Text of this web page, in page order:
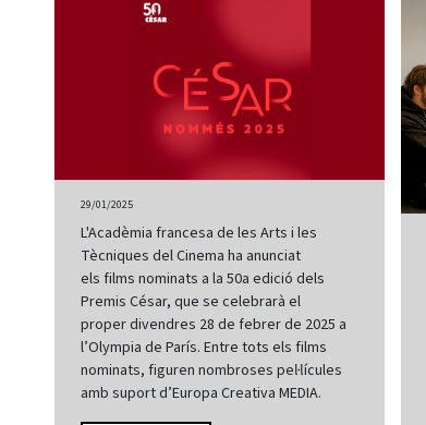
29/01/2025
L'Acadèmia francesa de les Arts i les
Tècniques del Cinema ha anunciat
els films nominats a la 50a edició dels
Premis César, que se celebrarà el
proper divendres 28 de febrer de 2025 a
l’Olympia de París. Entre tots els films
nominats, figuren nombroses pel·lícules
amb suport d’Europa Creativa MEDIA.